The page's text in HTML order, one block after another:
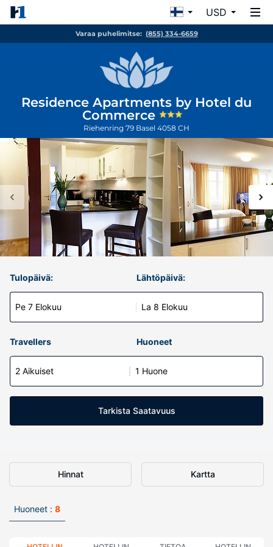
USD
Varaa puhelimitse: (855) 334-6659
Residence Apartments by Hotel du
Commerce
Riehenring 79 Basel 4058 CH
Tulopäivä:
Pe 7 Elokuu
Lähtöpäivä:
La 8 Elokuu
Travellers Huoneet
2 Aikuiset 1 Huone
Tarkista Saatavuus
Hinnat Kartta
Huoneet : 8